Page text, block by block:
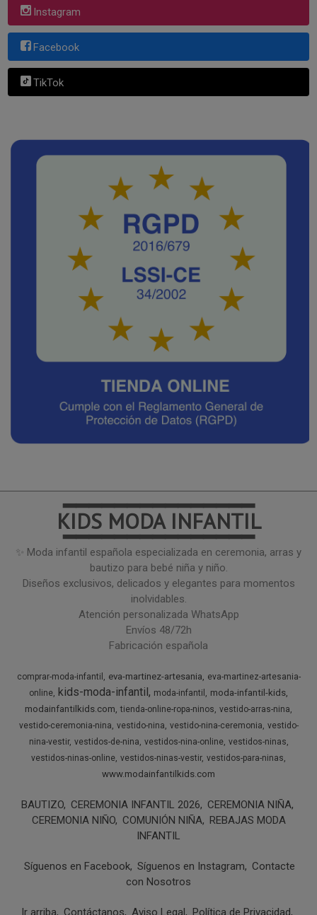
Instagram
Facebook
TikTok
━━━━━━━━━━━━━━━
KIDS MODA INFANTIL
━━━━━━━━━━━━━━━
✨ Moda infantil española especializada en ceremonia, arras y
bautizo para bebé niña y niño.
Diseños exclusivos, delicados y elegantes para momentos
inolvidables.
Atención personalizada WhatsApp
Envíos 48/72h
Fabricación española
comprar-moda-infantil eva-martinez-artesania
eva-martinez-artesania-
online kids-moda-infantil moda-infantil
moda-infantil-kids
modainfantilkids.com tienda-online-ropa-ninos vestido-arras-nina
vestido-ceremonia-nina vestido-nina vestido-nina-ceremonia vestido-
nina-vestir vestidos-de-nina vestidos-nina-online vestidos-ninas
vestidos-ninas-online vestidos-ninas-vestir vestidos-para-ninas
www.modainfantilkids.com
BAUTIZO CEREMONIA INFANTIL 2026
CEREMONIA NIÑA
CEREMONIA NIÑO COMUNIÓN NIÑA REBAJAS MODA
INFANTIL
Síguenos en Facebook Síguenos en Instagram
Contacte
con Nosotros
Ir arriba Contáctanos Aviso Legal Política de Privacidad